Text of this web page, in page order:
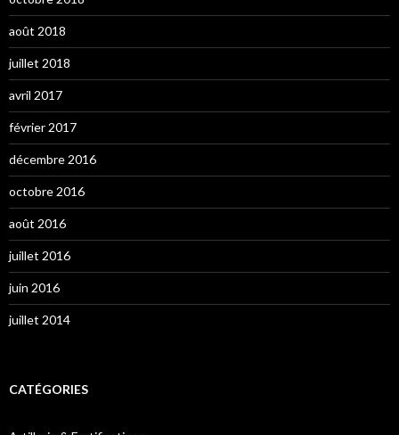
août 2018
juillet 2018
avril 2017
février 2017
décembre 2016
octobre 2016
août 2016
juillet 2016
juin 2016
juillet 2014
CATÉGORIES